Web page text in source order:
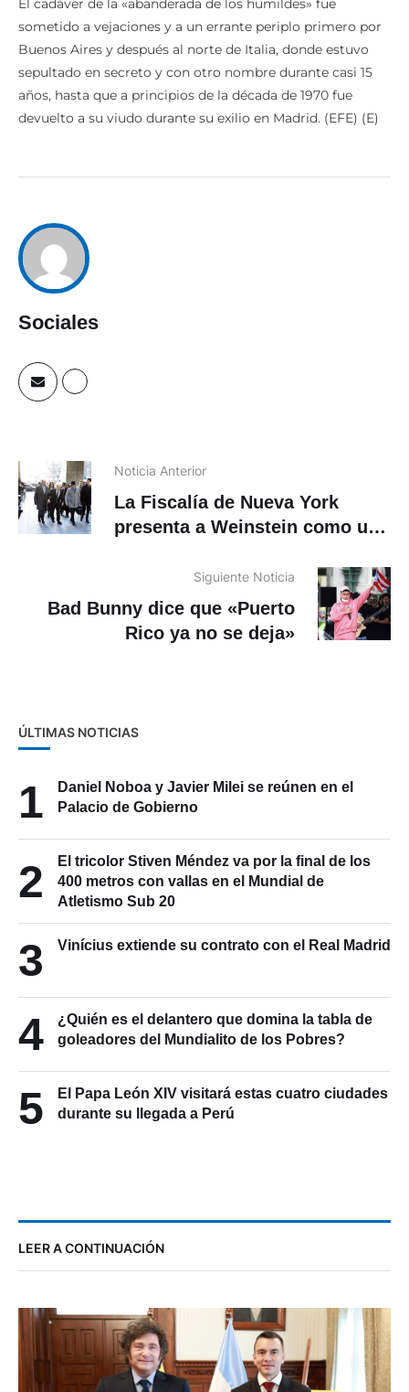
El cadáver de la «abanderada de los humildes» fue
sometido a vejaciones y a un errante periplo primero por
Buenos Aires y después al norte de Italia, donde estuvo
sepultado en secreto y con otro nombre durante casi 15
años, hasta que a principios de la década de 1970 fue
devuelto a su viudo durante su exilio en Madrid. (EFE) (E)
Sociales
Noticia Anterior
La Fiscalía de Nueva York
presenta a Weinstein como un
Siguiente Noticia
Bad Bunny dice que «Puerto
Rico ya no se deja»
ÚLTIMAS NOTICIAS
1
Daniel Noboa y Javier Milei se reúnen en el
Palacio de Gobierno
2
El tricolor Stiven Méndez va por la final de los
400 metros con vallas en el Mundial de
Atletismo Sub 20
3 Vinícius extiende su contrato con el Real Madrid
4
¿Quién es el delantero que domina la tabla de
goleadores del Mundialito de los Pobres?
5
El Papa León XIV visitará estas cuatro ciudades
durante su llegada a Perú
LEER A CONTINUACIÓN